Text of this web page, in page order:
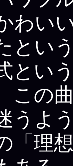
わい
とい
とい
この
うよ
「理